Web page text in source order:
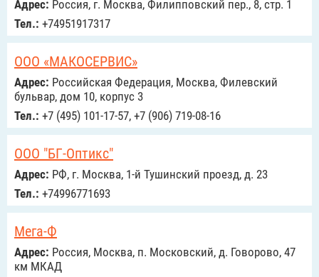
Адрес: Россия, г. Москва, Филипповский пер., 8, стр. 1
Тел.: +74951917317
ООО «МАКОСЕРВИС»
Адрес: Российcкая Федерация, Москва, Филевский
бульвар, дом 10, корпус 3
Тел.: +7 (495) 101-17-57, +7 (906) 719-08-16
ООО "БГ-Оптикс"
Адрес: РФ, г. Москва, 1-й Тушинский проезд, д. 23
Тел.: +74996771693
Мега-Ф
Адрес: Россия, Москва, п. Московский, д. Говорово, 47
км МКАД